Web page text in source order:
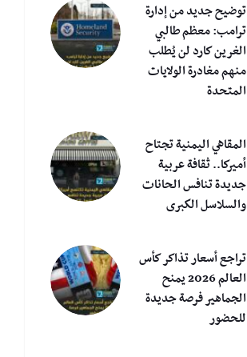
توضيح جديد من إدارة
ترامب: معظم طالبي
الغرين كارد لن يُطلب
منهم مغادرة الولايات
المتحدة
المقاهي اليمنية تجتاح
أميركا.. ثقافة عربية
جديدة تنافس الحانات
والسلاسل الكبرى
تراجع أسعار تذاكر كأس
العالم 2026 يمنح
الجماهير فرصة جديدة
للحضور